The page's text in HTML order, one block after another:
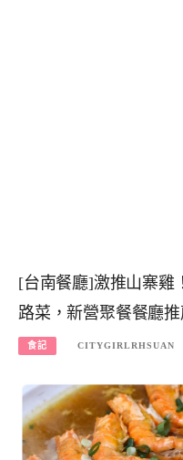
[台南餐廳]激推山寨雞
路菜，新營聚餐餐廳
食記 CITYGIRLRHSUAN